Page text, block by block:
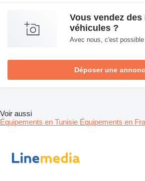
Vous vendez
véhicules ?
Avec nous, c'est possible
Déposer une
Voir aussi
Équipements en Tunisie Équipements en